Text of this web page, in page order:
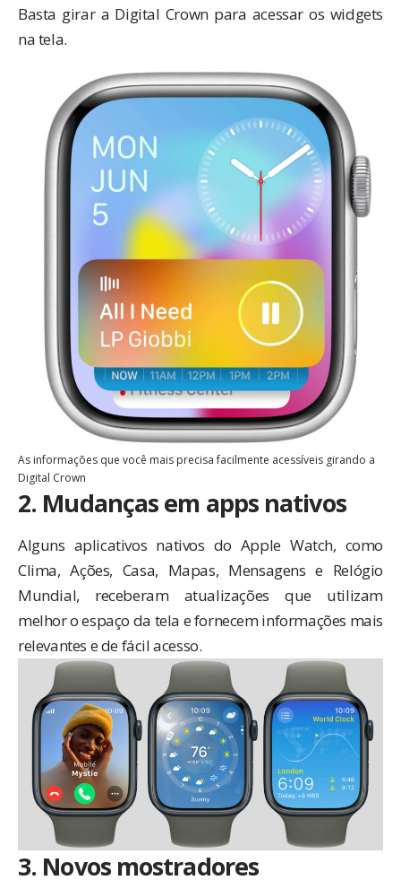
Basta girar a Digital Crown para acessar os widgets
na tela.
As informações que você mais precisa facilmente acessíveis girando a
Digital Crown
2. Mudanças em apps nativos
Alguns aplicativos nativos do Apple Watch, como
Clima, Ações, Casa, Mapas, Mensagens e Relógio
Mundial, receberam atualizações que utilizam
melhor o espaço da tela e fornecem informações mais
relevantes e de fácil acesso.
3. Novos mostradores